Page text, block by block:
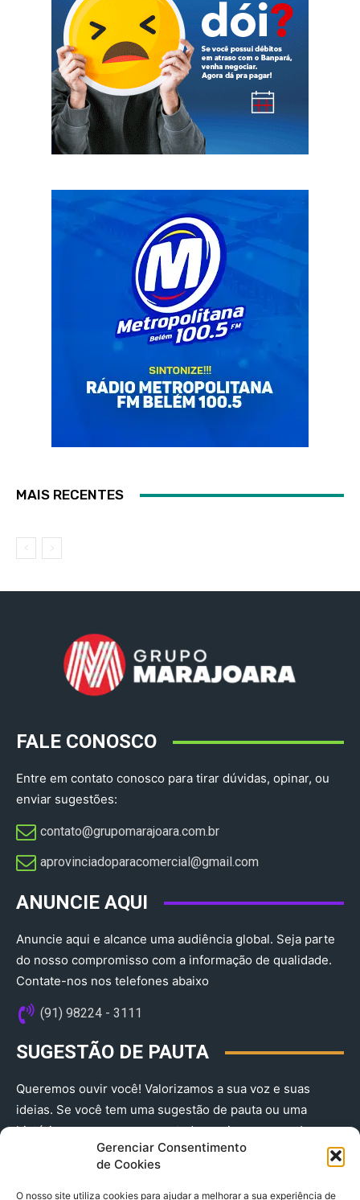
Gerenciar Consentimento
de Cookies
O nosso site utiliza cookies para ajudar a melhorar a sua experiência de
MAIS RECENTES
FALE CONOSCO
Entre em contato conosco para tirar dúvidas, opinar, ou
enviar sugestões:
contato@grupomarajoara.com.br
aprovinciadoparacomercial@gmail.com​
ANUNCIE AQUI
Anuncie aqui e alcance uma audiência global. Seja parte
do nosso compromisso com a informação de qualidade.
Contate-nos nos telefones abaixo
(91) 98224 - 3111
SUGESTÃO DE PAUTA
Queremos ouvir você! Valorizamos a sua voz e suas
ideias. Se você tem uma sugestão de pauta ou uma
história que merece ser contada, envie-nos agora!
(91) 98224 - 3111